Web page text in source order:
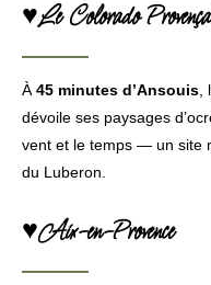
♥Le Colorado
À45 minutes d’Ansouis,
dévoile ses paysages
vent et le temps — un site
du Luberon.
♥Aix-en-Provence